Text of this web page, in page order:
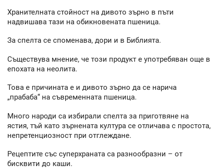
Хранителната стойност на дивото зърно в пъти
надвишава тази на обикновената пшеница.
За спелта се споменава, дори и в Библията.
Съществува мнение, че този продукт е употребяван още в
епохата на неолита.
Това е причината е и дивото зърно да се нарича
„прабаба“ на съвременната пшеница.
Много народи са избирали спелта за приготвяне на
ястия, тъй като зърнената култура се отличава с простота,
непретенциозност при отглеждане.
Рецептите със суперхраната са разнообразни – от
бисквити до каши.